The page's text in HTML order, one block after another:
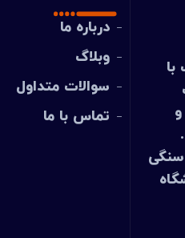
با
درباره ما
وبلاگ
سوالات متداول
تماس با ما